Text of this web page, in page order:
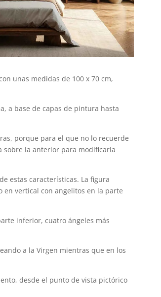
unas medidas de 100 x 70 cm,
a base de capas de pintura hasta
porque para el que no lo recuerde
sobre la anterior para modificarla
estas características. La figura
vertical con angelitos en la parte
inferior, cuatro ángeles más
a la Virgen mientras que en los
desde el punto de vista pictórico